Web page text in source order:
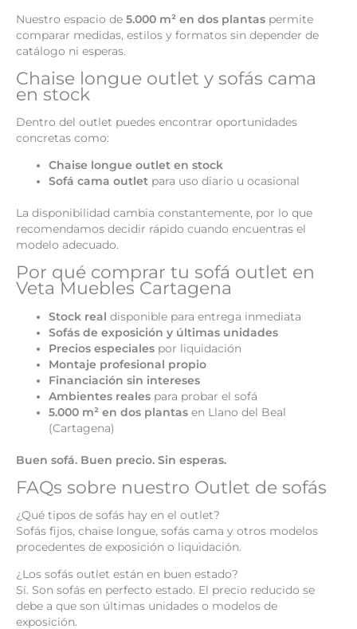
Nuestro espacio de 5.000 m² en dos plantas permite
comparar medidas, estilos y formatos sin depender de
catálogo ni esperas.
Chaise longue outlet y sofás cama
en stock
Dentro del outlet puedes encontrar oportunidades
concretas como:
Chaise longue outlet en stock
Sofá cama outlet para uso diario u ocasional
La disponibilidad cambia constantemente, por lo que
recomendamos decidir rápido cuando encuentras el
modelo adecuado.
Por qué comprar tu sofá outlet en
Veta Muebles Cartagena
Stock real disponible para entrega inmediata
Sofás de exposición y últimas unidades
Precios especiales por liquidación
Montaje profesional propio
Financiación sin intereses
Ambientes reales para probar el sofá
5.000 m² en dos plantas en Llano del Beal
(Cartagena)
Buen sofá. Buen precio. Sin esperas.
FAQs sobre nuestro Outlet de sofás
¿Qué tipos de sofás hay en el outlet?
Sofás fijos, chaise longue, sofás cama y otros modelos
procedentes de exposición o liquidación.
¿Los sofás outlet están en buen estado?
Sí. Son sofás en perfecto estado. El precio reducido se
debe a que son últimas unidades o modelos de
exposición.